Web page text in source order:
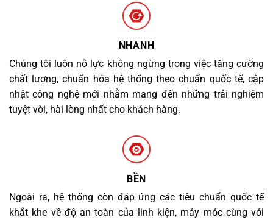
NHANH
Chúng tôi luôn nỗ lực không ngừng trong việc tăng cường
chất lượng, chuẩn hóa hệ thống theo chuẩn quốc tế, cập
nhật công nghệ mới nhằm mang đến những trải nghiệm
tuyệt vời, hài lòng nhất cho khách hàng.
BỀN
Ngoài ra, hệ thống còn đáp ứng các tiêu chuẩn quốc tế
khắt khe về độ an toàn của linh kiện, máy móc cùng với